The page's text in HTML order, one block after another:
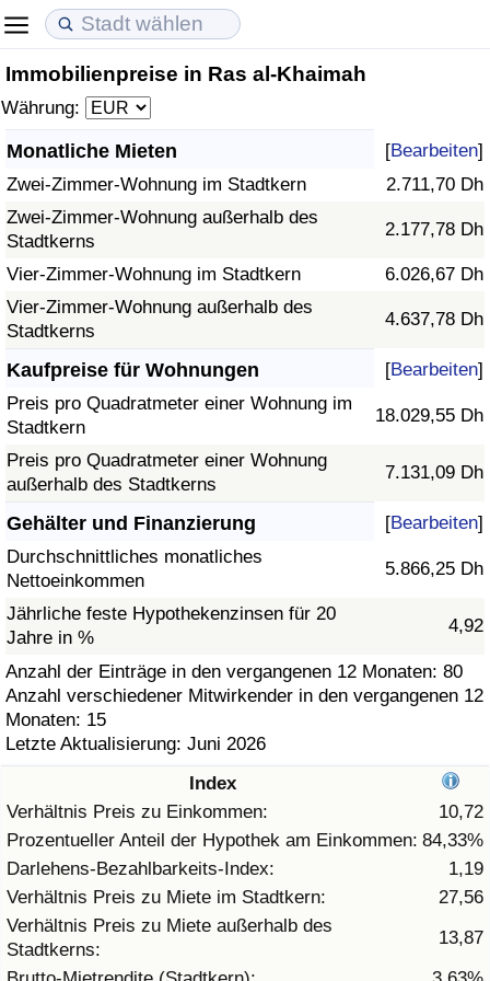
Immobilienpreise in Ras al-Khaimah
Währung:
Monatliche Mieten [Bearbeiten]
Zwei-Zimmer-Wohnung im Stadtkern
2.711,70 Dh
Zwei-Zimmer-Wohnung außerhalb des
Stadtkerns
2.177,78 Dh
Vier-Zimmer-Wohnung im Stadtkern
6.026,67 Dh
Vier-Zimmer-Wohnung außerhalb des
Stadtkerns
4.637,78 Dh
Kaufpreise für Wohnungen [Bearbeiten]
Preis pro Quadratmeter einer Wohnung im
Stadtkern
18.029,55 Dh
Preis pro Quadratmeter einer Wohnung
außerhalb des Stadtkerns
7.131,09 Dh
Gehälter und Finanzierung [Bearbeiten]
Durchschnittliches monatliches
Nettoeinkommen
5.866,25 Dh
Jährliche feste Hypothekenzinsen für 20
Jahre in %
4,92
Anzahl der Einträge in den vergangenen 12 Monaten: 80
Anzahl verschiedener Mitwirkender in den vergangenen 12
Monaten: 15
Letzte Aktualisierung: Juni 2026
Index
Verhältnis Preis zu Einkommen:
10,72
Prozentueller Anteil der Hypothek am Einkommen: 84,33%
Darlehens-Bezahlbarkeits-Index:
1,19
Verhältnis Preis zu Miete im Stadtkern:
27,56
Verhältnis Preis zu Miete außerhalb des
Stadtkerns:
13,87
Lebenshaltungskosten
Lebenshaltungskosten-Index (aktuell)
Lebenshaltungskosten-Index
Lebenshaltungskosten-Index nach Land
in Akaba
Immobilienpreise
Immobilienpreis-Index (aktuell)
Immobilienpreis-Index
Immobilienpreis-Index nach Land
Lebensqualität
Lebensqualität-Index
Lebensqualität-Index (aktuell)
Lebensqualitätsindex nach Land
Kriminalität
Kriminalitäts-Index (aktuell)
Kriminalitäts-Index
Kriminalitätsindex nach Land
Gesundheitsversorgung
Gesundheitsversorgungs-Index (aktuell)
Gesundheitsversorgungs-Index
Gesundheitsversorgungs-Index nach Land
Umweltverschmutzung
Umweltverschmutzungs-Index (aktuell)
Verschmutzungsindex
Umweltverschmutzungs-Index nach Land
Verkehr